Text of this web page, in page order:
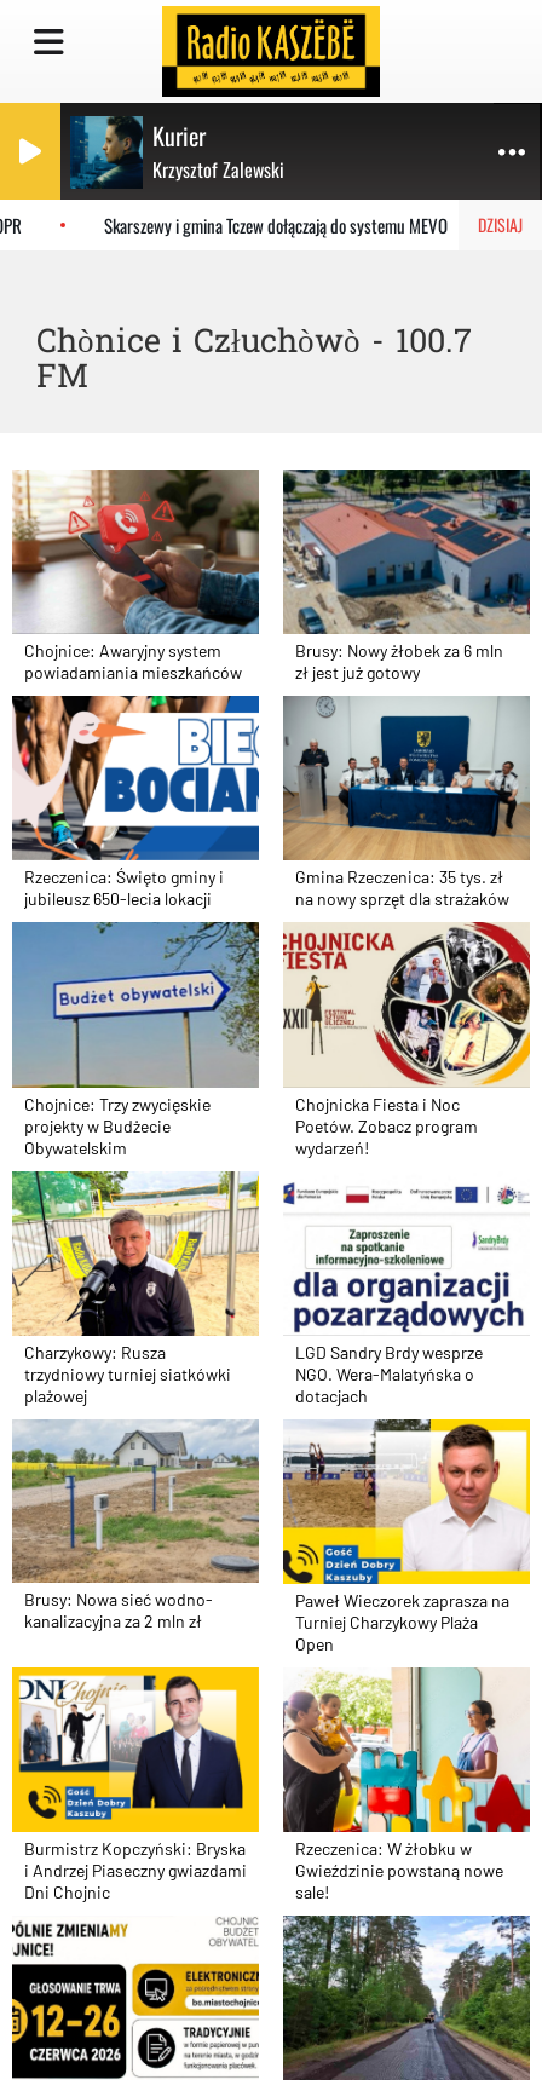
Kurier
Krzysztof Zalewski
DZISIAJ
Skarszewy i gmina Tczew dołączają do systemu MEVO
Chònice i Człuchòwò - 100.7
FM
Chojnice: Awaryjny system
powiadamiania mieszkańców
Brusy: Nowy żłobek za 6 mln
zł jest już gotowy
Rzeczenica: Święto gminy i
jubileusz 650-lecia lokacji
Gmina Rzeczenica: 35 tys. zł
na nowy sprzęt dla strażaków
Chojnice: Trzy zwycięskie
projekty w Budżecie
Obywatelskim
Chojnicka Fiesta i Noc
Poetów. Zobacz program
wydarzeń!
Charzykowy: Rusza
trzydniowy turniej siatkówki
plażowej
LGD Sandry Brdy wesprze
NGO. Wera-Malatyńska o
dotacjach
Brusy: Nowa sieć wodno-
kanalizacyjna za 2 mln zł
Paweł Wieczorek zaprasza na
Turniej Charzykowy Plaża
Open
Burmistrz Kopczyński: Bryska
i Andrzej Piaseczny gwiazdami
Dni Chojnic
Rzeczenica: W żłobku w
Gwieździnie powstaną nowe
sale!